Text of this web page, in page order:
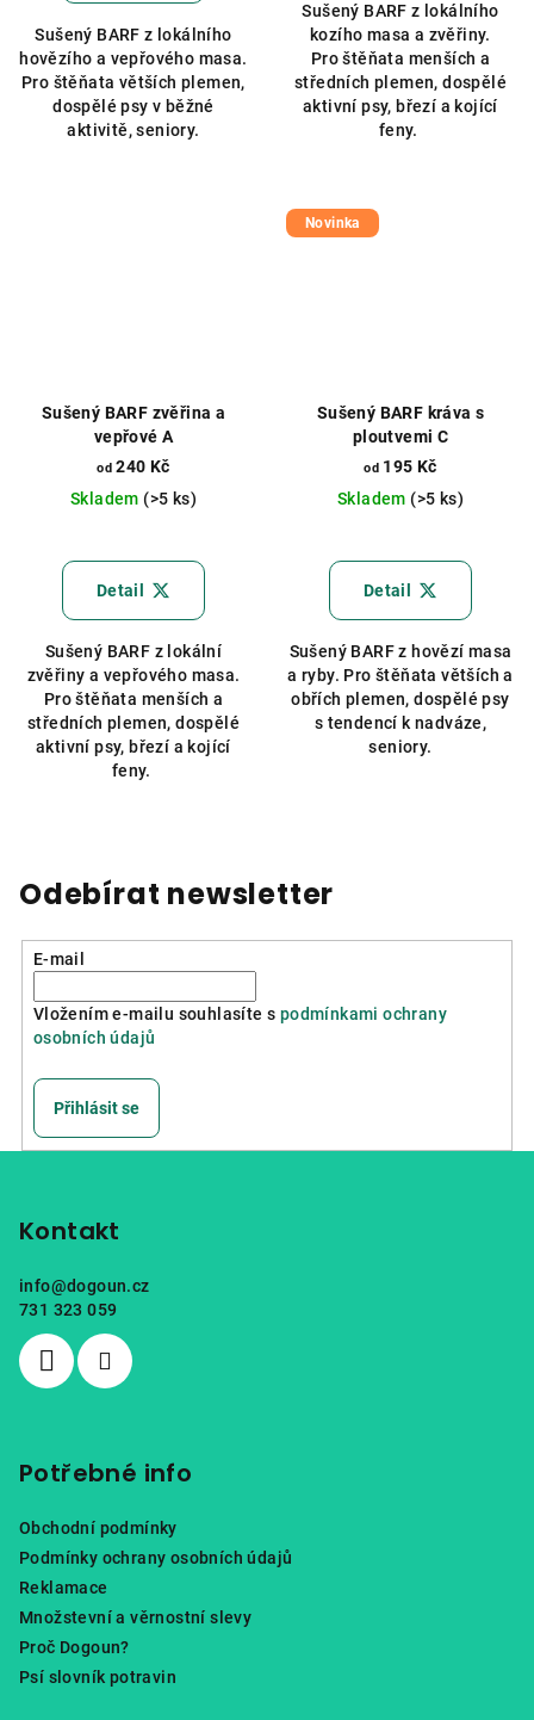
z
5
hvězdiček.
Sušený BARF z lokálního
hovězího a vepřového masa.
Pro štěňata větších plemen,
dospělé psy v běžné
aktivitě, seniory.
z
5
hvězdiček.
Sušený BARF z lokálního
kozího masa a zvěřiny.
Pro štěňata menších a
středních plemen, dospělé
aktivní psy, březí a kojící
feny.
Sušený BARF zvěřina a
vepřové A
od 240 Kč
Skladem (>5 ks)
Detail
Sušený BARF z lokální
zvěřiny a vepřového masa.
Pro štěňata menších a
středních plemen, dospělé
aktivní psy, březí a kojící
feny.
Novinka
Sušený BARF kráva s
ploutvemi C
od 195 Kč
Skladem (>5 ks)
hodnocení
produktu
z
5
hvězdiček.
Detail
Sušený BARF z hovězí masa
a ryby. Pro štěňata větších a
obřích plemen, dospělé psy
s tendencí k nadváze,
seniory.
Odebírat newsletter
E-mail
Vložením e-mailu souhlasíte s podmínkami ochrany
osobních údajů
Přihlásit se
Kontakt
info@dogoun.cz
731 323 059
Potřebné info
Obchodní podmínky
Podmínky ochrany osobních údajů
Reklamace
Množstevní a věrnostní slevy
Proč Dogoun?
Psí slovník potravin